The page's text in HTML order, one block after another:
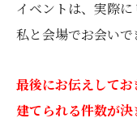
イベントは、実際に
私と会場でお会いで
最後にお伝えして
建てられる件数が決